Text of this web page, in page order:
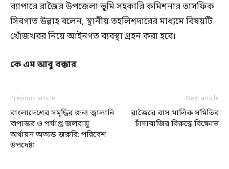
ব্যাপারে রাজৈর উপজেলা ভুমি সহকারি কমিশনার তাসফিক
সিবগাত উল্লাহ বলেন, স্থানীয় তহলিশদারের মাধ্যমে বিষয়টি
খোঁজখবর নিয়ে আইনগত ব্যবস্থা গ্রহন করা হবে।
কে এম আবু বক্কার
Previous article
বাংলাদেশের সমৃদ্ধির জন্য জ্বালানি
রূপান্তর ও পর্যাপ্ত জলবায়ু
অর্থায়ন অত্যন্ত জরুরি: পরিবেশ
উপদেষ্টা
Next article
রাজৈরে বাস মালিক সমিতির
চাঁদাবাজির বিরুদ্ধে বিক্ষোভ